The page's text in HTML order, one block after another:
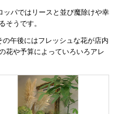
ッパではリースと並び魔除けや幸
そうです。
午後にはフレッシュな花が店内
花や予算によっていろいろアレ